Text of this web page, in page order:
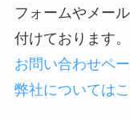
フォームやメー
付けております。
お問い合わせペ
弊社については